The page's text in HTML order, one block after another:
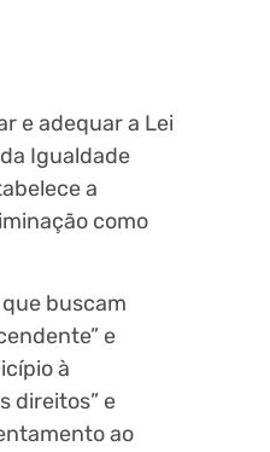
e adequar a Lei
Igualdade
a
como
buscam
e
à
direitos” e
ao